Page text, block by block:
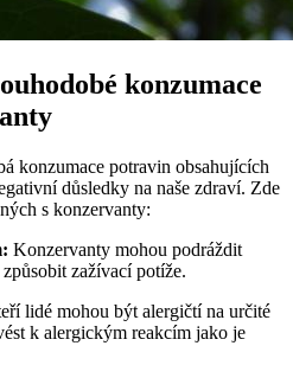
konzumace
konzumace potravin obsahujících
důsledky na naše zdraví. Zde
s konzervanty:
Konzervanty mohou podráždit
zažívací potíže.
lidé mohou být alergičtí na určité
k alergickým reakcím jako je